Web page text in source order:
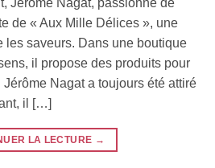
de « Aux Mille Délices », une
les saveurs. Dans une boutique
il propose des produits pour
Nagat a toujours été attiré
il […]
LA LECTURE →